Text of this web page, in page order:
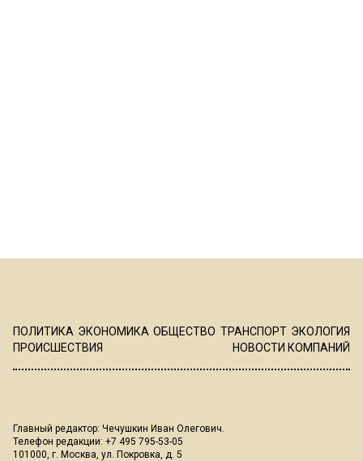
ПОЛИТИКА ЭКОНОМИКА ОБЩЕСТВО ТРАНСПОРТ ЭКОЛОГИЯ
ПРОИСШЕСТВИЯ
НОВОСТИ КОМПАНИЙ
Главный редактор: Чечушкин Иван Олегович.
Телефон редакции: +7 495 795-53-05
101000, г. Москва, ул. Покровка, д. 5